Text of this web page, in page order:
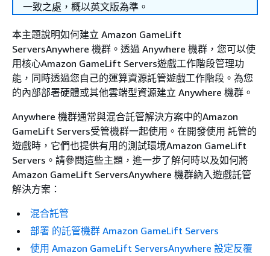
一致之處，概以英文版為準。
本主題說明如何建立 Amazon GameLift
ServersAnywhere 機群。透過 Anywhere 機群，您可以使
用核心Amazon GameLift Servers遊戲工作階段管理功
能，同時透過您自己的運算資源託管遊戲工作階段。為您
的內部部署硬體或其他雲端型資源建立 Anywhere 機群。
Anywhere 機群通常與混合託管解決方案中的Amazon
GameLift Servers受管機群一起使用。在開發使用 託管的
遊戲時，它們也提供有用的測試環境Amazon GameLift
Servers。請參閱這些主題，進一步了解何時以及如何將
Amazon GameLift ServersAnywhere 機群納入遊戲託管
解決方案：
混合託管
部署 的託管機群 Amazon GameLift Servers
使用 Amazon GameLift ServersAnywhere 設定反覆